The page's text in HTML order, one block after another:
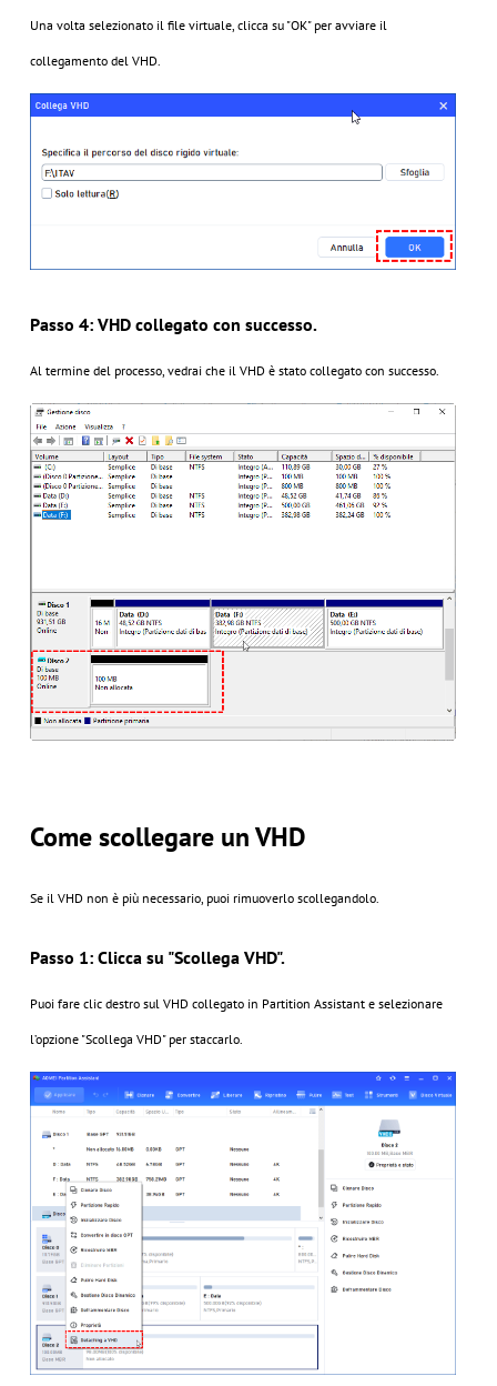
Una volta selezionato il file virtuale, clicca su "OK" per avviare il
collegamento del VHD.
Passo 4: VHD collegato con successo.
Al termine del processo, vedrai che il VHD è stato collegato con successo.
Come scollegare un VHD
Se il VHD non è più necessario, puoi rimuoverlo scollegandolo.
Passo 1: Clicca su "Scollega VHD".
Puoi fare clic destro sul VHD collegato in Partition Assistant e selezionare
l’opzione "Scollega VHD" per staccarlo.